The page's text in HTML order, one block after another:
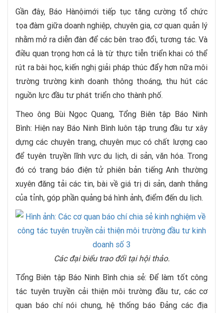
Gần đây, Báo Hànộimới tiếp tục tăng cường tổ chức
tọa đàm giữa doanh nghiệp, chuyên gia, cơ quan quản lý
nhằm mở ra diễn đàn để các bên trao đổi, tương tác. Và
điều quan trọng hơn cả là từ thực tiễn triển khai có thể
rút ra bài học, kiến nghị giải pháp thúc đẩy hơn nữa môi
trường trường kinh doanh thông thoáng, thu hút các
nguồn lực đầu tư phát triển cho thành phố.
Theo ông Bùi Ngọc Quang, Tổng Biên tập Báo Ninh
Bình: Hiện nay Báo Ninh Bình luôn tập trung đầu tư xây
dựng các chuyên trang, chuyên mục có chất lượng cao
để tuyên truyền lĩnh vực du lịch, di sản, văn hóa. Trong
đó có trang báo điện tử phiên bản tiếng Anh thường
xuyên đăng tải các tin, bài về giá trị di sản, danh thắng
của tỉnh, góp phần quảng bá hình ảnh, điểm đến du lịch.
Các đại biểu trao đổi tại hội thảo.
Tổng Biên tập Báo Ninh Bình chia sẻ: Để làm tốt công
tác tuyên truyền cải thiện môi trường đầu tư, các cơ
quan báo chí nói chung, hệ thống báo Đảng các địa